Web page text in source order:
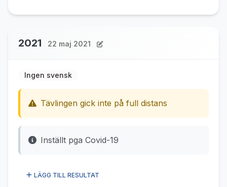
2021 22 maj 2021
Ingen svensk
Tävlingen gick inte på full distans
Inställt pga Covid-19
LÄGG TILL RESULTAT